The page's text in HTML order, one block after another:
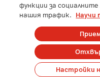
A1 Digital
-
Copyright © 2025 А1
Сметка Общи
функции за
нашия трафик.
Научи
Настройки